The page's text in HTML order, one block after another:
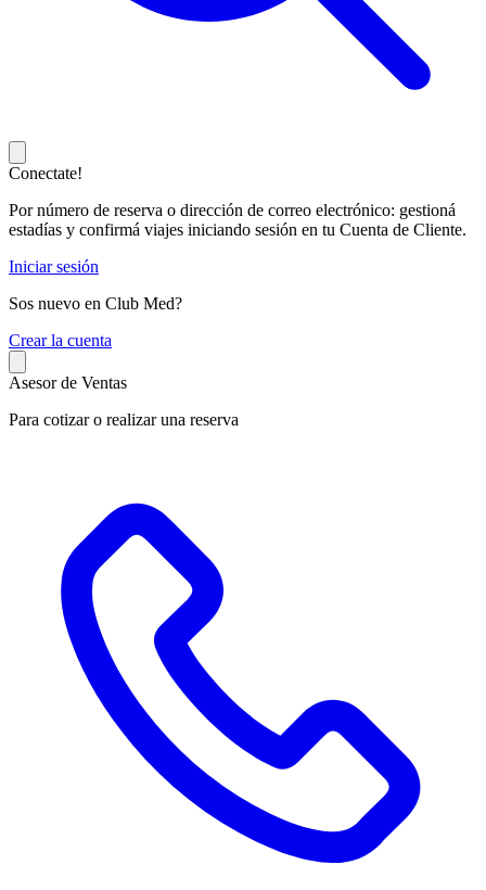
Conectate!
Por número de reserva o dirección de correo electrónico: gestioná
estadías y confirmá viajes iniciando sesión en tu Cuenta de Cliente.
Iniciar sesión
Sos nuevo en Club Med?
Crear la cuenta
Asesor de Ventas
Para cotizar o realizar una reserva